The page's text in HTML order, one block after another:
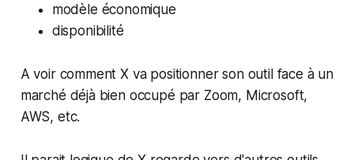
modèle économique
disponibilité
A voir comment X va positionner son outil face à un
marché déjà bien occupé par Zoom, Microsoft,
AWS, etc.